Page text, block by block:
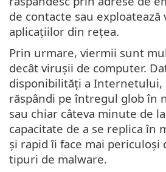
de contacte sau
aplicațiilor din rețea.
Prin urmare, viermii sunt
decât virușii de computer.
disponibilități a Internetului,
răspândi pe întregul glob în
sau chiar câteva minute de
capacitate de a se replica în
și rapid îi face mai periculoși
tipuri de malware.